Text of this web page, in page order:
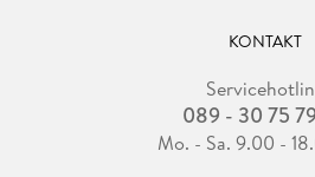
KONTAKT
089 - 30 75
Mo. - Sa. 9.00 -